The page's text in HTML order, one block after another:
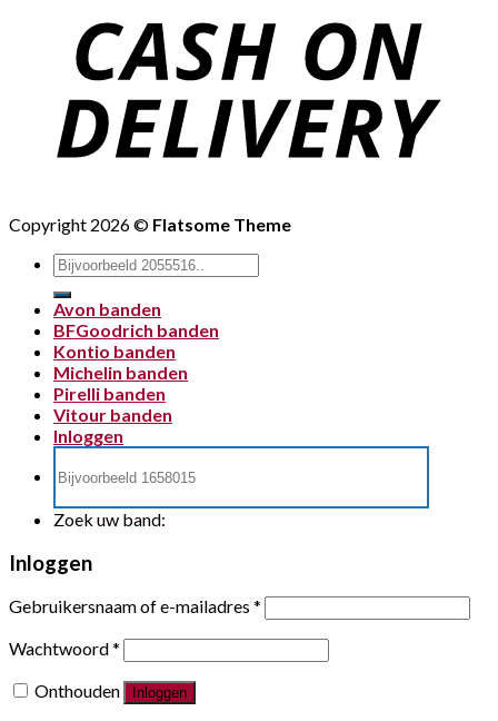
Copyright 2026 © Flatsome Theme
Zoeken
naar:
Avon banden
BFGoodrich banden
Kontio banden
Michelin banden
Pirelli banden
Vitour banden
Inloggen
Zoek uw band:
Inloggen
Gebruikersnaam of e-mailadres *
Wachtwoord*
Onthouden
Inloggen